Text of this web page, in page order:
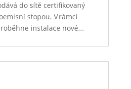
do sítě certifikovaný
stopou. V rámci
instalace nové...